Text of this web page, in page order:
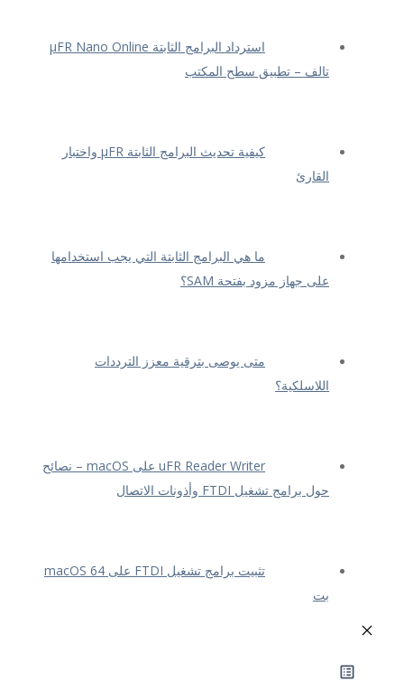
استرداد البرامج الثابتة μFR Nano Online
تالف – تطبيق سطح المكتب
كيفية تحديث البرامج الثابتة μFR واختبار
القارئ
ما هي البرامج الثابتة التي يجب استخدامها
على جهاز مزود بفتحة SAM؟
متى يوصى بترقية معزز الترددات
اللاسلكية؟
uFR Reader Writer على macOS – نصائح
حول برامج تشغيل FTDI وأذونات الاتصال
تثبيت برامج تشغيل FTDI على macOS 64
بت